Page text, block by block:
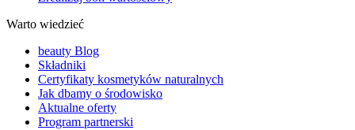
Warto wiedzieć
beauty Blog
Składniki
Certyfikaty kosmetyków naturalnych
Jak dbamy o środowisko
Aktualne oferty
Program partnerski